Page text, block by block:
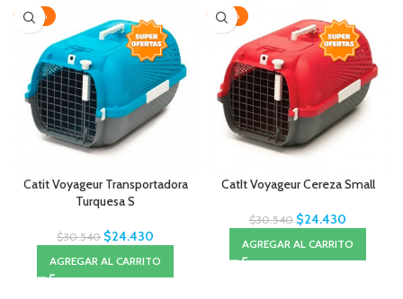
-20%
Catit Voyageur Transportadora
Turquesa S
$30.540 $24.430
AGREGAR AL CARRITO
-20%
CatIt Voyageur Cereza Small
$30.540 $24.430
AGREGAR AL CARRITO